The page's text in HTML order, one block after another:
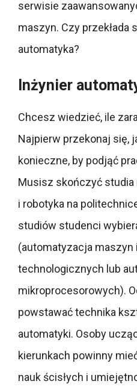
serwisie
maszyn. Czy przekłada
automatyka?
Inżynier
Chcesz wiedzieć, ile
Najpierw przekonaj się,
konieczne, by podjąć
Musisz skończyć studia
i robotyka na
studiów studenci
(automatyzacja maszyn
technologicznych lub
mikroprocesorowych).
powstawać technika
automatyki. Osoby
kierunkach powinny
nauk ścisłych i